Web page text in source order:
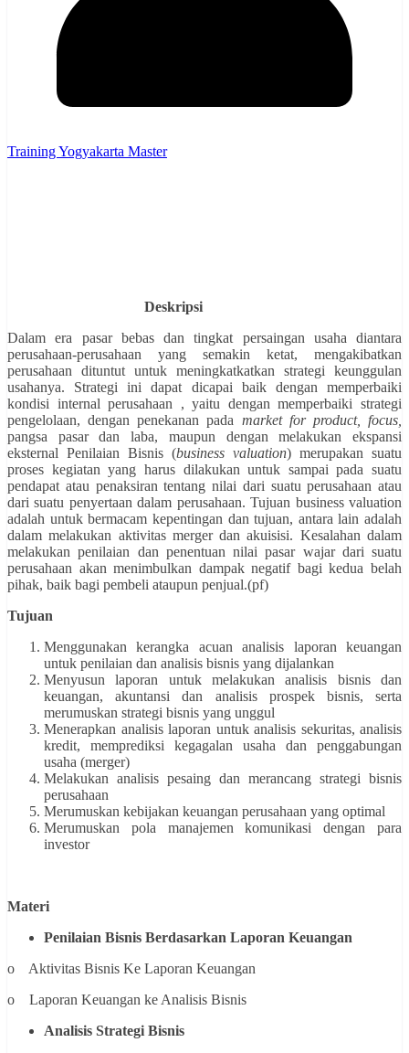
Training Yogyakarta Master
Deskripsi
Dalam era pasar bebas dan tingkat persaingan usaha diantara
perusahaan-perusahaan yang semakin ketat, mengakibatkan
perusahaan dituntut untuk meningkatkatkan strategi keunggulan
usahanya. Strategi ini dapat dicapai baik dengan memperbaiki
kondisi internal perusahaan , yaitu dengan memperbaiki strategi
pengelolaan, dengan penekanan pada market for product, focus,
pangsa pasar dan laba, maupun dengan melakukan ekspansi
eksternal Penilaian Bisnis (business valuation) merupakan suatu
proses kegiatan yang harus dilakukan untuk sampai pada suatu
pendapat atau penaksiran tentang nilai dari suatu perusahaan atau
dari suatu penyertaan dalam perusahaan. Tujuan business valuation
adalah untuk bermacam kepentingan dan tujuan, antara lain adalah
dalam melakukan aktivitas merger dan akuisisi. Kesalahan dalam
melakukan penilaian dan penentuan nilai pasar wajar dari suatu
perusahaan akan menimbulkan dampak negatif bagi kedua belah
pihak, baik bagi pembeli ataupun penjual.(pf)
Tujuan
Menggunakan kerangka acuan analisis laporan keuangan
untuk penilaian dan analisis bisnis yang dijalankan
Menyusun laporan untuk melakukan analisis bisnis dan
keuangan, akuntansi dan analisis prospek bisnis, serta
merumuskan strategi bisnis yang unggul
Menerapkan analisis laporan untuk analisis sekuritas, analisis
kredit, memprediksi kegagalan usaha dan penggabungan
usaha (merger)
Melakukan analisis pesaing dan merancang strategi bisnis
perusahaan
Merumuskan kebijakan keuangan perusahaan yang optimal
Merumuskan pola manajemen komunikasi dengan para
investor
Materi
Penilaian Bisnis Berdasarkan Laporan Keuangan
o Aktivitas Bisnis Ke Laporan Keuangan
o Laporan Keuangan ke Analisis Bisnis
Analisis Strategi Bisnis